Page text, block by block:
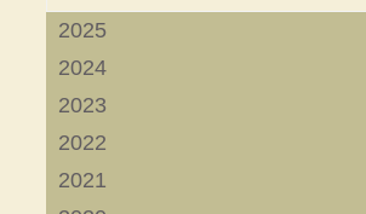
2025
2024
2023
2022
2021